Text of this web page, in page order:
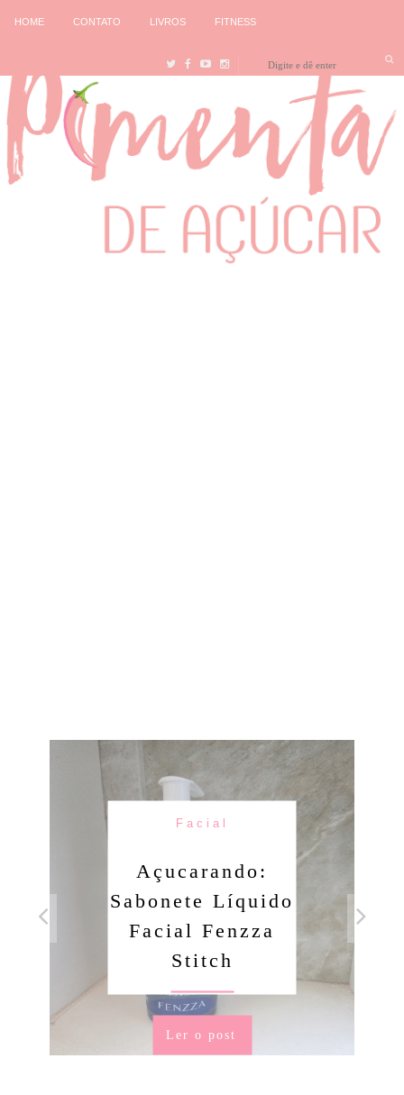
HOME CONTATO LIVROS FITNESS
Facial
Açucarando:
Sabonete Líquido
Facial Fenzza
Stitch
Ler o post